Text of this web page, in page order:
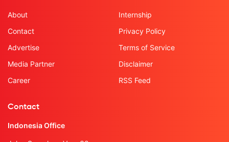
About
Contact
Advertise
Media Partner
Career
Internship
Privacy Policy
Terms of Service
Disclaimer
RSS Feed
Contact
Indonesia Office